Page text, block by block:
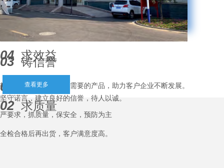
查看更多
01 重安全
严要求，抓质量，保安全，预防为主
02求质量
全检合格后再出货，客户满意度高。
03 铸信誉
坚守诺言，建立良好的信誉， 待人以诚。
我们的服务与理念
04 求效益
打造符合客户企业发展需要的产品，助力客户企业不断发展。